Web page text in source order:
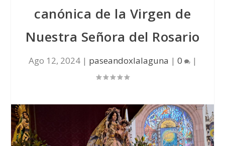
canónica de la Virgen de
Nuestra Señora del Rosario
Ago 12, 2024| paseandoxlalaguna | 0 |